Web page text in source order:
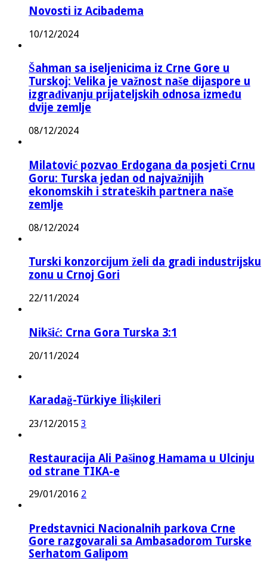
Novosti iz Acibadema
10/12/2024
Šahman sa iseljenicima iz Crne Gore u
Turskoj: Velika je važnost naše dijaspore u
izgrađivanju prijateljskih odnosa između
dvije zemlje
08/12/2024
Milatović pozvao Erdogana da posjeti Crnu
Goru: Turska jedan od najvažnijih
ekonomskih i strateških partnera naše
zemlje
08/12/2024
Turski konzorcijum želi da gradi industrijsku
zonu u Crnoj Gori
22/11/2024
Nikšić: Crna Gora Turska 3:1
20/11/2024
Karadağ-Türkiye İlişkileri
23/12/2015 3
Restauracija Ali Pašinog Hamama u Ulcinju
od strane TIKA-e
29/01/2016 2
Predstavnici Nacionalnih parkova Crne
Gore razgovarali sa Ambasadorom Turske
Serhatom Galipom